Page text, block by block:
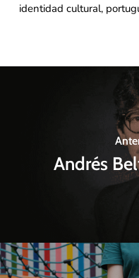
identidad cultural,
Andrés